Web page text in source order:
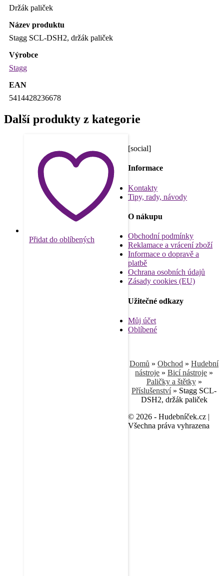
Držák paliček
Název produktu
Stagg SCL-DSH2, držák paliček
Výrobce
Stagg
EAN
5414428236678
Další produkty z kategorie
Přidat do oblíbených
[social]
Informace
Kontakty
Tipy, rady, návody
O nákupu
Obchodní podmínky
Reklamace a vrácení zboží
Informace o dopravě a
platbě
Ochrana osobních údajů
Zásady cookies (EU)
Užitečné odkazy
Můj účet
Oblíbené
Domů »Obchod »Hudební
nástroje »Bicí nástroje »
Paličky a štětky»
Příslušenství» Stagg SCL-
DSH2, držák paliček
© 2026 - Hudebníček.cz |
Všechna práva vyhrazena